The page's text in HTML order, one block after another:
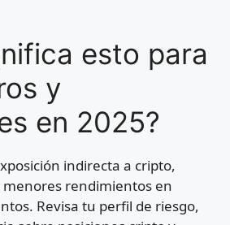
esto para
y
en 2025?
indirecta a cripto,
rendimientos en
Revisa tu perfil de riesgo,